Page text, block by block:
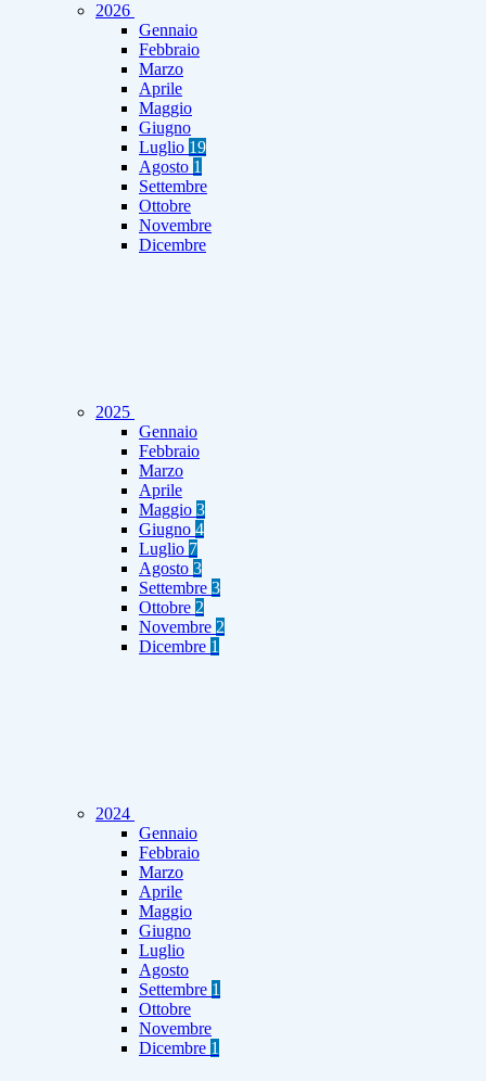
2026
Gennaio
Febbraio
Marzo
Aprile
Maggio
Giugno
Luglio 19
Agosto 1
Settembre
Ottobre
Novembre
Dicembre
2025
Gennaio
Febbraio
Marzo
Aprile
Maggio 3
Giugno 4
Luglio 7
Agosto 3
Settembre 3
Ottobre 2
Novembre 2
Dicembre 1
2024
Gennaio
Febbraio
Marzo
Aprile
Maggio
Giugno
Luglio
Agosto
Settembre 1
Ottobre
Novembre
Dicembre 1